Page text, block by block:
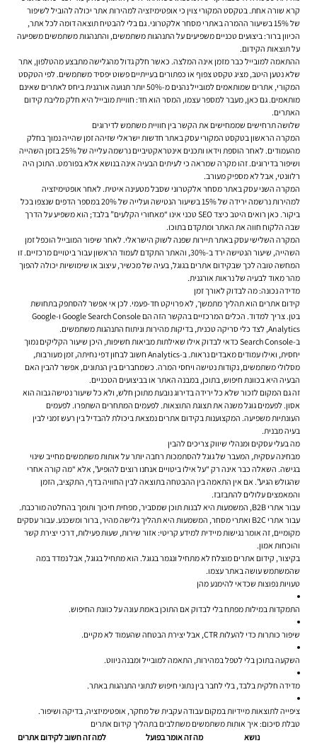
קרא שורה אחת. בטקסט המקורי צוין כי אופטימיזציה למהירות אתר יכולה להוביל לשיפור
של 15% בשיעור ההמרה באתרי מסחר אלקטרוני. גם בלי להבטיח תוצאה דומה לכל אתר,
הכיוון ברור: ביצועים טכניים משפיעים על התנהגות משתמשים, והתנהגות משתמשים משפיעה
על תוצאות הקידום.
ההתאמה למובייל כבר מזמן אינה המלצה. כאשר חלק גדול מהגלישה מתבצע מהטלפון, אתר
שלא נטען היטב, מציג טקסט צפוף או כפתורים בעייתיים פשוט יפסיד משתמשים. לפי הטקסט
המקורי, אתרים שמותאמים למובייל נהנים מ-50% יותר תנועה אורגנית ביחס לאתרים שאינם
מותאמים. גם כאן, מעבר למספר עצמו, המסר הוא חד: חוויית מובייל היא חלק מליבת קידום
האתרים.
שלושה תרחישים שממחישים את הקשר בין חוויית משתמש לדירוגים
המקרה הראשון בטקסט המקורי עסק באתר חדשות ישראלי שזיהה זמן שהייה נמוך בחלק
מהעמודים. לאחר הוספת וידאו ותכנים אינטראקטיביים נרשמה עלייה של 25% בזמן השהייה
ושיפור בדירוגים. זהו מקרה שמראה כי לעיתים הבעיה אינה בנושא אלא בפורמט. התוכן היה
רלוונטי, אבל לא מספיק מעורב.
המקרה השני עסק באתר מסחר אלקטרוני שסבל מטעינה איטית. לאחר אופטימיזציה
למהירות נרשמה ירידה של 15% בשיעור הנטישה ועלייה של 20% במספר הדפים שנצפו בכל
ביקור. כאן רואים היטב כיצד SEO טכני אינו “מאחורי הקלעים” בלבד; הוא משפיע על הדרך
שבה הלקוח חווה את האתר ומתקדם בתוכו.
המקרה השלישי עסק באתר תיירות שפנה לשוק הישראלי. לאחר שיפור המובייל הוכפל זמן
השהייה, שיעור הנטישה ירד ב-30%, והאתר התקדם לעמוד הראשון עבור ביטויים מרכזיים. זו
המחשה טובה לכך שבקידום אתרים בגוגל, בעיה של מכשיר, עיצוב או שימושיות יכולה להפוך
מהר מאוד לבעיה של נראות אורגנית.
מדידה נכונה: מה לבדוק לאורך זמן
קידום אתרים הוא תהליך מתמשך, לא פרויקט חד-פעמי. לכן אי אפשר להסתפק בתחושת
בטן. צריך למדוד. הכלים המרכזיים בהקשר הזה הם Google Search Console ו-Google
Analytics, לצד כלי סריקה טכנית, בדיקות מהירות וניתוח התנהגות משתמשים.
ב-Search Console כדאי לבדוק אילו שאילתות מביאות חשיפות, היכן שיעור הקליקים נמוך
יחסית, ואילו עמודים מאבדים נראות. ב-Analytics חשוב לבחון דפי נחיתה, זמן מעורבות,
מסלולי משתמשים, נקודות נטישה ויחסי המרה. כשמחברים בין הנתונים, אפשר להבין האם
הבעיה היא בכוונת חיפוש, בתוכן, במבנה האתר או בביצועים הטכניים.
זה גם המקום לזכור שלא כל ירידה בדירוג נובעת מתוכן חלש, ולא כל שיעור נטישה גבוה הוא
אסון. לפעמים גוגל משנה את תצוגת התוצאות. לפעמים המתחרים השתפרו. לפעמים
העונתיות משפיעה. המקצוענות בקידום אתרים נמצאת ביכולת להבדיל בין רעש זמני לבין
בעיה מבנית.
מה בעלי עסקים ומנהלי שיווק צריכים להבין
מבחינה עסקית, המעבר של גוגל להסתמכות רחבה יותר על אותות משתמשים מחייב שינוי
בגישה. השאלה כבר אינה רק “על אילו ביטויים אנחנו רוצים להופיע”, אלא “מה קורה אחרי
שהגולש הגיע”. אם אין התאמה בין ההבטחה בתוצאה לבין החוויה בדף, התקציב, הזמן
והמאמצים עלולים להתבזבז.
עבור אתרי B2B, המשמעות היא לבנות תוכן שמסביר, מפחית חיכוך ותומך בהחלטה מורכבת.
עבור אתרי B2C ואתרי מסחר, המשמעות היא תהליך גלישה מהיר, ברור ומשכנע. עבור עסקים
מקומיים, זה אומר נגישות מיידית למידע קריטי: אזור שירות, שעות פעילות, דרכי יצירת קשר
והוכחות אמון.
בקיצור, קידום אתרים מוצלח לא מתחיל ונגמר בגוגל. הוא מתחיל בגוגל, אבל נמדד במה
שהמשתמש עושה באתר עצמו.
טעויות נפוצות שכדאי להימנע מהן
התמקדות במילות מפתח בלי לבדוק אם התוכן באמת עונה על כוונת החיפוש.
שיפור כותרות כדי להעלות CTR, אבל יצירת הבטחה שהעמוד לא מקיים.
השקעה בתוכן בלי לטפל במהירות, התאמה למובייל ומבנה ניווט.
מדידה חלקית בלבד, בלי לחבר בין נתוני חיפוש לנתוני התנהגות באתר.
ציפייה לתוצאות מיידיות במקום עבודה עקבית של מחקר, אופטימיזציה, בדיקה ושיפור.
טבלת סיכום: איך אותות משתמשים משתלבים בתהליך קידום אתרים
נושא
מה זה אומר בפועל
למה זה חשוב לקידום אתרים